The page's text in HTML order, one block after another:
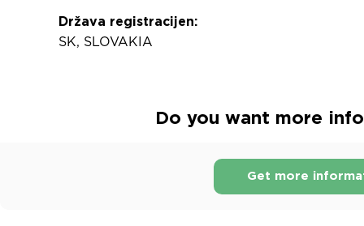
Država registracijen:
SK, SLOVAKIA
Do you want more
Get more